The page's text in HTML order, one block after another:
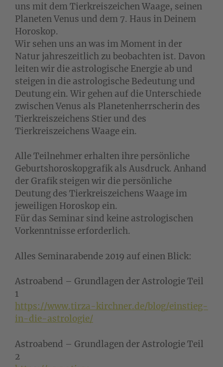
uns mit dem Tierkreiszeichen Waage, seinen
Planeten Venus und dem 7. Haus in Deinem
Horoskop.
Wir sehen uns an was im Moment in der
Natur jahreszeitlich zu beobachten ist. Davon
leiten wir die astrologische Energie ab und
steigen in die astrologische Bedeutung und
Deutung ein. Wir gehen auf die Unterschiede
zwischen Venus als Planetenherrscherin des
Tierkreiszeichens Stier und des
Tierkreiszeichens Waage ein.
Alle Teilnehmer erhalten ihre persönliche
Geburtshoroskopgrafik als Ausdruck. Anhand
der Grafik steigen wir die persönliche
Deutung des Tierkreiszeichens Waage im
jeweiligen Horoskop ein.
Für das Seminar sind keine astrologischen
Vorkenntnisse erforderlich.
Alles Seminarabende 2019 auf einen Blick:
Astroabend – Grundlagen der Astrologie Teil
1
https://www.tirza-kirchner.de/blog/einstieg-
in-die-astrologie/
Astroabend – Grundlagen der Astrologie Teil
2